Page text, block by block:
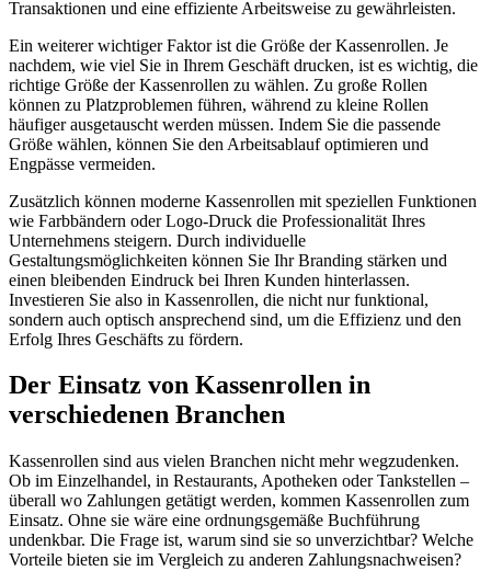
Transaktionen und eine effiziente Arbeitsweise zu gewährleisten.
Ein weiterer wichtiger Faktor ist die Größe der Kassenrollen. Je
nachdem, wie viel Sie in Ihrem Geschäft drucken, ist es wichtig, die
richtige Größe der Kassenrollen zu wählen. Zu große Rollen
können zu Platzproblemen führen, während zu kleine Rollen
häufiger ausgetauscht werden müssen. Indem Sie die passende
Größe wählen, können Sie den Arbeitsablauf optimieren und
Engpässe vermeiden.
Zusätzlich können moderne Kassenrollen mit speziellen Funktionen
wie Farbbändern oder Logo-Druck die Professionalität Ihres
Unternehmens steigern. Durch individuelle
Gestaltungsmöglichkeiten können Sie Ihr Branding stärken und
einen bleibenden Eindruck bei Ihren Kunden hinterlassen.
Investieren Sie also in Kassenrollen, die nicht nur funktional,
sondern auch optisch ansprechend sind, um die Effizienz und den
Erfolg Ihres Geschäfts zu fördern.
Der Einsatz von Kassenrollen in
verschiedenen Branchen
Kassenrollen sind aus vielen Branchen nicht mehr wegzudenken.
Ob im Einzelhandel, in Restaurants, Apotheken oder Tankstellen –
überall wo Zahlungen getätigt werden, kommen Kassenrollen zum
Einsatz. Ohne sie wäre eine ordnungsgemäße Buchführung
undenkbar. Die Frage ist, warum sind sie so unverzichtbar? Welche
Vorteile bieten sie im Vergleich zu anderen Zahlungsnachweisen?